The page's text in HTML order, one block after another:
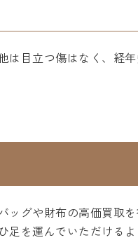
目立つ傷はなく、経
グや財布の高価買取
を運んでいただける